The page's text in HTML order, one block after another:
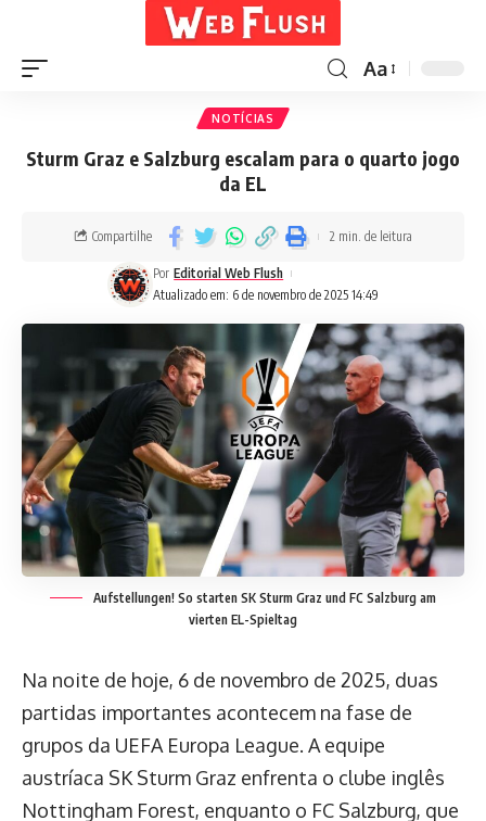
Aa
NOTÍCIAS
Sturm Graz e Salzburg escalam para o quarto jogo
da EL
Atualizado em: 6 de novembro de 2025 14:49
Por Editorial Web Flush
Compartilhe 2 min. de leitura
Aufstellungen! So starten SK Sturm Graz und FC Salzburg am
vierten EL-Spieltag
Na noite de hoje, 6 de novembro de 2025, duas
partidas importantes acontecem na fase de
grupos da UEFA Europa League. A equipe
austríaca SK Sturm Graz enfrenta o clube inglês
Nottingham Forest, enquanto o FC Salzburg, que